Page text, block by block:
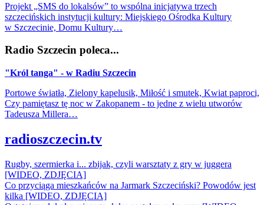
Projekt „SMS do lokalsów” to wspólna inicjatywa trzech
szczecińskich instytucji kultury: Miejskiego Ośrodka Kultury
w Szczecinie, Domu Kultury…
Radio Szczecin poleca...
"Król tanga" - w Radiu Szczecin
Portowe światła, Zielony kapelusik, Miłość i smutek, Kwiat paproci,
Czy pamiętasz tę noc w Zakopanem - to jedne z wielu utworów
Tadeusza Millera…
radioszczecin.tv
Rugby, szermierka i... zbijak, czyli warsztaty z gry w juggera
[WIDEO, ZDJĘCIA]
Co przyciąga mieszkańców na Jarmark Szczeciński? Powodów jest
kilka [WIDEO, ZDJĘCIA]